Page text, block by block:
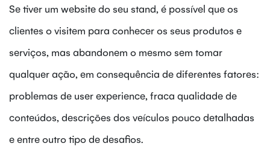
Se tiver um website do seu stand, é possível que os
clientes o visitem para conhecer os seus produtos e
serviços, mas abandonem o mesmo sem tomar
qualquer ação, em consequência de diferentes fatores:
problemas de user experience, fraca qualidade de
conteúdos, descrições dos veículos pouco detalhadas
e entre outro tipo de desafios.